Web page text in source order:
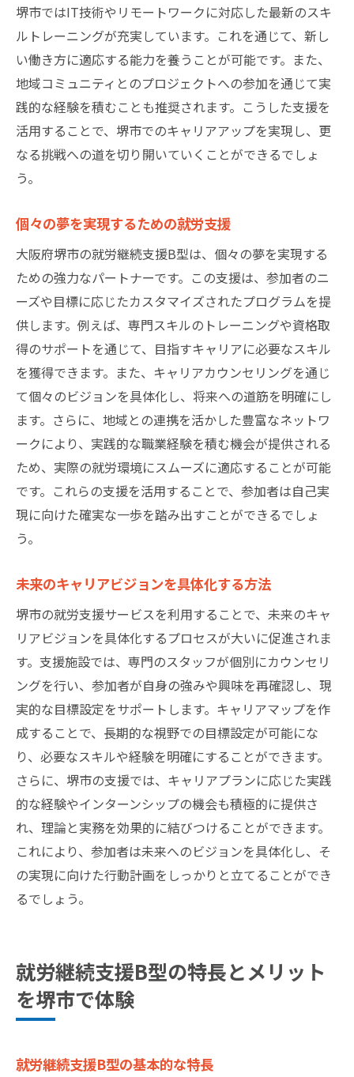
堺市ではIT技術やリモートワークに対応した最新のスキ
ルトレーニングが充実しています。これを通じて、新し
い働き方に適応する能力を養うことが可能です。また、
地域コミュニティとのプロジェクトへの参加を通じて実
践的な経験を積むことも推奨されます。こうした支援を
活用することで、堺市でのキャリアアップを実現し、更
なる挑戦への道を切り開いていくことができるでしょ
う。
個々の夢を実現するための就労支援
大阪府堺市の就労継続支援B型は、個々の夢を実現する
ための強力なパートナーです。この支援は、参加者のニ
ーズや目標に応じたカスタマイズされたプログラムを提
供します。例えば、専門スキルのトレーニングや資格取
得のサポートを通じて、目指すキャリアに必要なスキル
を獲得できます。また、キャリアカウンセリングを通じ
て個々のビジョンを具体化し、将来への道筋を明確にし
ます。さらに、地域との連携を活かした豊富なネットワ
ークにより、実践的な職業経験を積む機会が提供される
ため、実際の就労環境にスムーズに適応することが可能
です。これらの支援を活用することで、参加者は自己実
現に向けた確実な一歩を踏み出すことができるでしょ
う。
未来のキャリアビジョンを具体化する方法
堺市の就労支援サービスを利用することで、未来のキャ
リアビジョンを具体化するプロセスが大いに促進されま
す。支援施設では、専門のスタッフが個別にカウンセリ
ングを行い、参加者が自身の強みや興味を再確認し、現
実的な目標設定をサポートします。キャリアマップを作
成することで、長期的な視野での目標設定が可能にな
り、必要なスキルや経験を明確にすることができます。
さらに、堺市の支援では、キャリアプランに応じた実践
的な経験やインターンシップの機会も積極的に提供さ
れ、理論と実務を効果的に結びつけることができます。
これにより、参加者は未来へのビジョンを具体化し、そ
の実現に向けた行動計画をしっかりと立てることができ
るでしょう。
就労継続支援B型の特長とメリット
を堺市で体験
就労継続支援B型の基本的な特長